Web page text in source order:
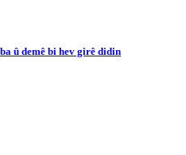
û demê bi hev girê didin